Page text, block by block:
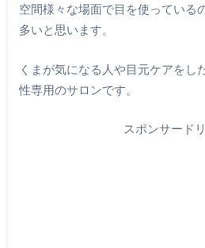
空間様々な場面で目を使っている
多いと思います。
くまが気になる人や目元ケアをし
性専用のサロンです。
スポンサード